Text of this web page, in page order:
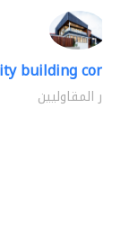
building
كبار المقاوليين